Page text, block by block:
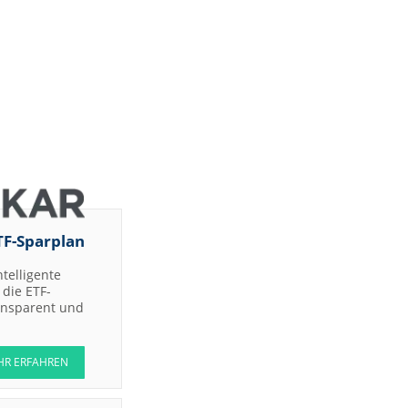
Sparplan
ETF-
und
ERFAHREN